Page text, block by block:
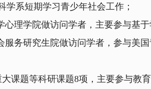
系短期学习青少年社会工作；
理学院做访问学者，主要参与基
务研究生院做访问学者，参与美
题等科研课题8项，主要参与教